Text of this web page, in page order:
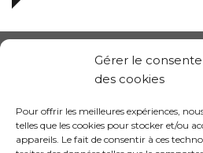
Gérer le
des cookies
Pour offrir les meilleures expériences,
telles que les cookies pour stocker et/ou
appareils. Le fait de consentir à ces